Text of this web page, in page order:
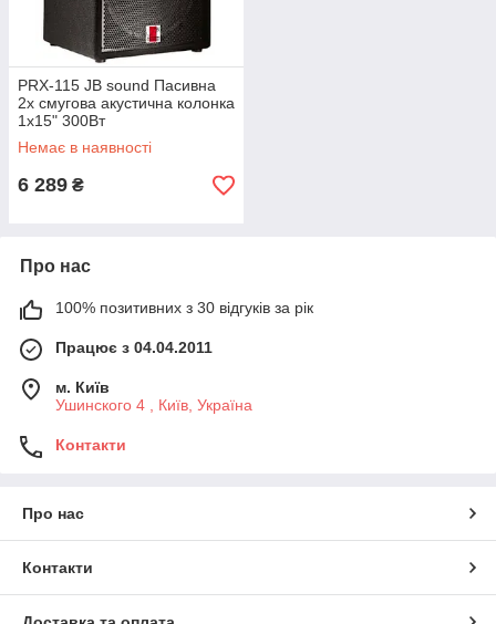
PRX-115 JB sound Пасивна
2х смугова акустична колонка
1х15" 300Вт
Немає в наявності
6 289 ₴
Про нас
100% позитивних з 30 відгуків за рік
Працює з 04.04.2011
м. Київ
Ушинского 4 , Київ, Україна
Контакти
Про нас
Контакти